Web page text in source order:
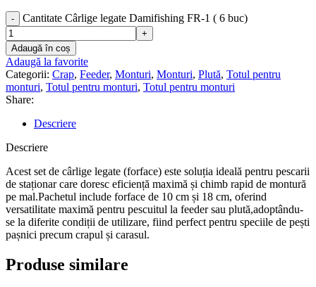
Cantitate Cârlige legate Damifishing FR-1 ( 6 buc)
Adaugă în coș
Adaugă la favorite
Categorii: Crap, Feeder, Monturi, Monturi, Plută, Totul pentru
monturi, Totul pentru monturi, Totul pentru monturi
Share:
Descriere
Descriere
Acest set de cârlige legate (forface) este soluția ideală pentru pescarii
de staționar care doresc eficiență maximă și chimb rapid de montură
pe mal.Pachetul include forface de 10 cm și 18 cm, oferind
versatilitate maximă pentru pescuitul la feeder sau plută,adoptându-
se la diferite condiții de utilizare, fiind perfect pentru speciile de pești
pașnici precum crapul și carasul.
Produse similare